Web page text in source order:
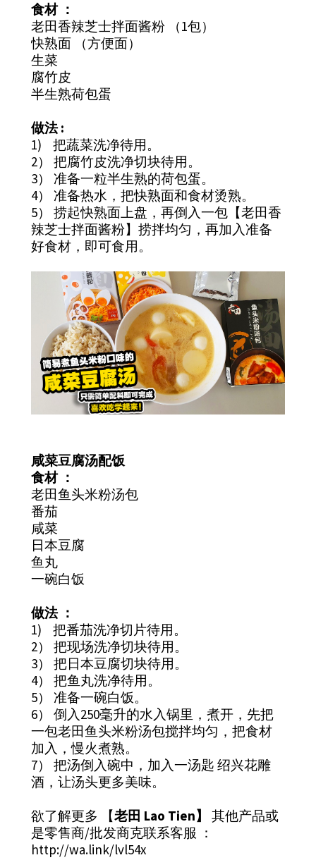
食材 ：
老田香辣芝士拌面酱粉 （1包）
快熟面 （方便面）
生菜
腐竹皮
半生熟荷包蛋
做法 :
1) 把蔬菜洗净待用。
2） 把腐竹皮洗净切块待用。
3） 准备一粒半生熟的荷包蛋。
4） 准备热水，把快熟面和食材烫熟。
5） 捞起快熟面上盘，再倒入一包【老田香
辣芝士拌面酱粉】捞拌均匀，再加入准备
好食材，即可食用。
咸菜豆腐汤配饭
食材 ：
老田鱼头米粉汤包
番茄
咸菜
日本豆腐
鱼丸
一碗白饭
做法 ：
1) 把番茄洗净切片待用。
2） 把现场洗净切块待用。
3） 把日本豆腐切块待用。
4） 把鱼丸洗净待用。
5） 准备一碗白饭。
6） 倒入250毫升的水入锅里，煮开，先把
一包老田鱼头米粉汤包搅拌均匀，把食材
加入，慢火煮熟。
7） 把汤倒入碗中，加入一汤匙 绍兴花雕
酒，让汤头更多美味。
欲了解更多 【老田 Lao Tien】
其他产品或
是零售商/批发商克联系客服 ：
http://wa.link/lvl54x